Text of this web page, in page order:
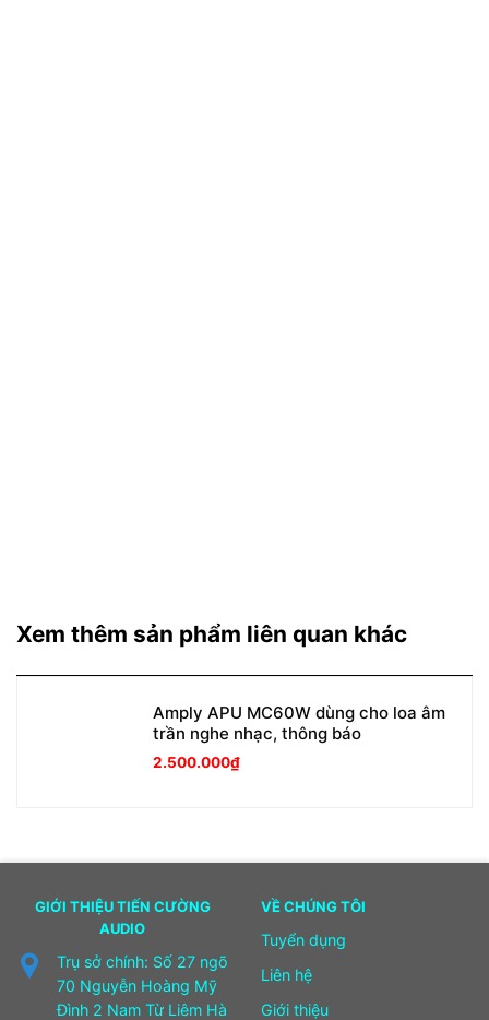
Xem thêm sản phẩm liên quan khác
Amply APU MC60W dùng cho loa âm
trần nghe nhạc, thông báo
2.500.000₫
GIỚI THIỆU TIẾN CƯỜNG
AUDIO
Trụ sở chính: Số 27 ngõ
70 Nguyễn Hoàng Mỹ
Đình 2 Nam Từ Liêm Hà
VỀ CHÚNG TÔI
Tuyển dụng
Liên hệ
Giới thiệu